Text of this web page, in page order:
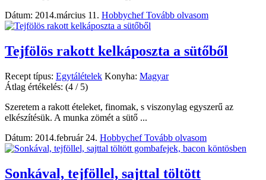
Dátum: 2014.március 11. HobbychefTovább olvasom
Tejfölös rakott kelkáposzta a sütőből
Recept típus: Egytálételek Konyha: Magyar
Átlag értékelés: (4 / 5)
Szeretem a rakott ételeket, finomak, s viszonylag egyszerű az
elkészítésük. A munka zömét a sütő ...
Dátum: 2014.február 24. HobbychefTovább olvasom
Sonkával, tejföllel, sajttal töltött